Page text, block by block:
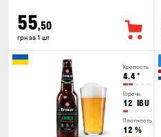
55,50
грн за 1 шт
Крепость
4.4°
Горечь
12 IBU
Плотность
12 %